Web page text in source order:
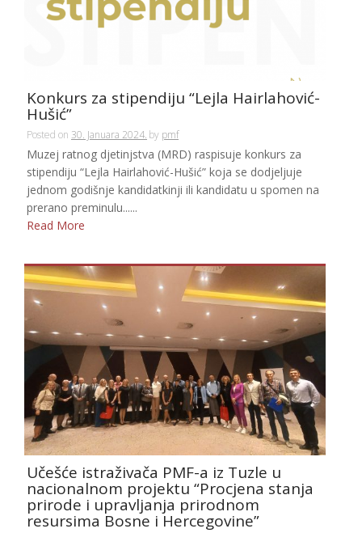
Konkurs za stipendiju “Lejla Hairlahović-
Hušić”
Posted on 30. Januara 2024. by pmf
Muzej ratnog djetinjstva (MRD) raspisuje konkurs za
stipendiju “Lejla Hairlahović-Hušić” koja se dodjeljuje
jednom godišnje kandidatkinji ili kandidatu u spomen na
prerano preminulu......
Read More
Učešće istraživača PMF-a iz Tuzle u
nacionalnom projektu “Procjena stanja
prirode i upravljanja prirodnom
resursima Bosne i Hercegovine”